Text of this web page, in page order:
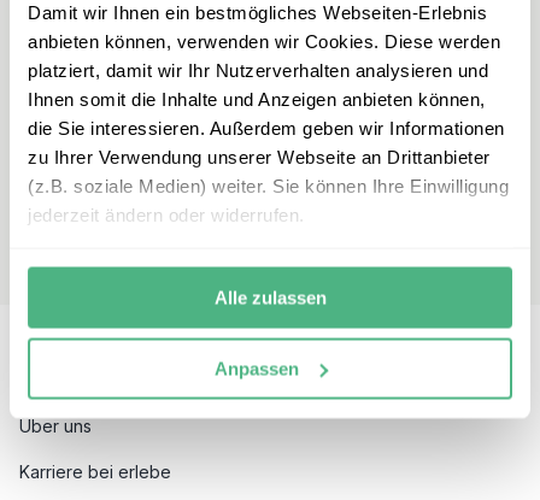
Damit wir Ihnen ein bestmögliches Webseiten-Erlebnis
anbieten können, verwenden wir Cookies. Diese werden
platziert, damit wir Ihr Nutzerverhalten analysieren und
Ihnen somit die Inhalte und Anzeigen anbieten können,
die Sie interessieren. Außerdem geben wir Informationen
zu Ihrer Verwendung unserer Webseite an Drittanbieter
(z.B. soziale Medien) weiter. Sie können Ihre Einwilligung
jederzeit ändern oder widerrufen.
Alle zulassen
Anpassen
E-mail
azoren@erlebe.de
Über uns
Karriere bei erlebe